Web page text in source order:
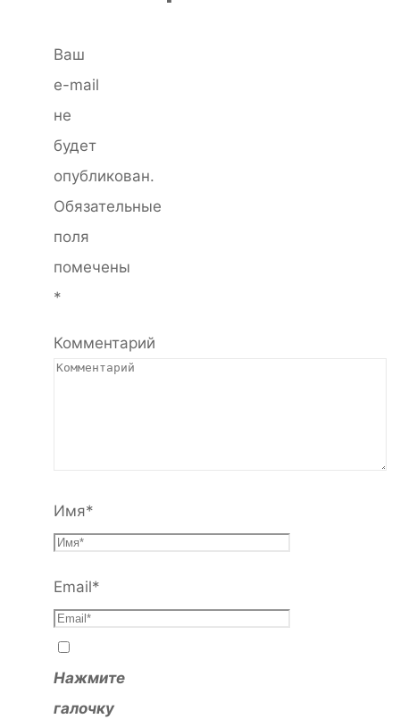
Ваш
e-mail
не
будет
опубликован.
Обязательные
поля
помечены
*
Комментарий
Имя*
Email*
Нажмите
галочку